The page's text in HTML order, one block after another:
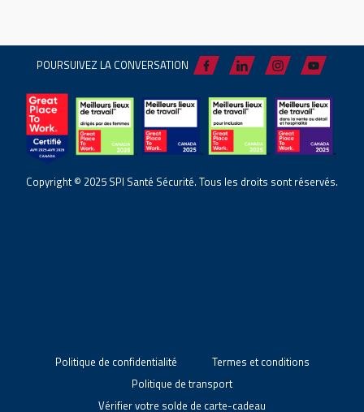
POURSUIVEZ LA CONVERSATION
Copyright © 2025 SPI Santé Sécurité. Tous les droits sont réservés.
Politique de confidentialité
Termes et conditions
Politique de transport
Vérifier votre solde de carte-cadeau